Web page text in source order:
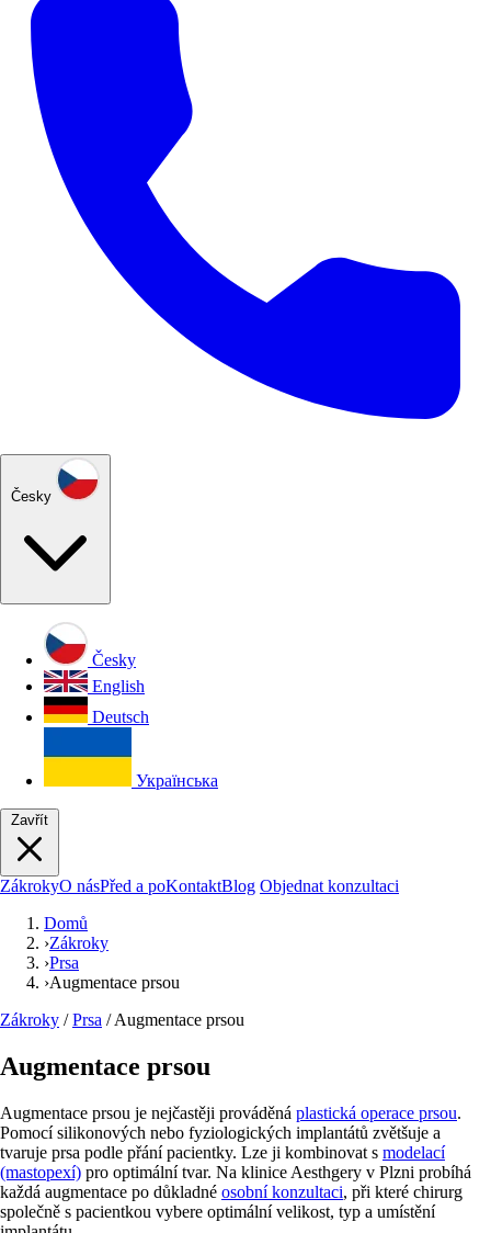
Česky
Česky
English
Deutsch
Українська
Zavřít
ZákrokyO násPřed a poKontaktBlog Objednat konzultaci
Domů
›Zákroky
›Prsa
›Augmentace prsou
Zákroky / Prsa / Augmentace prsou
Augmentace prsou
Augmentace prsou je nejčastěji prováděná plastická operace prsou.
Pomocí silikonových nebo fyziologických implantátů zvětšuje a
tvaruje prsa podle přání pacientky. Lze ji kombinovat s modelací
(mastopexí) pro optimální tvar. Na klinice Aesthgery v Plzni probíhá
každá augmentace po důkladné osobní konzultaci, při které chirurg
společně s pacientkou vybere optimální velikost, typ a umístění